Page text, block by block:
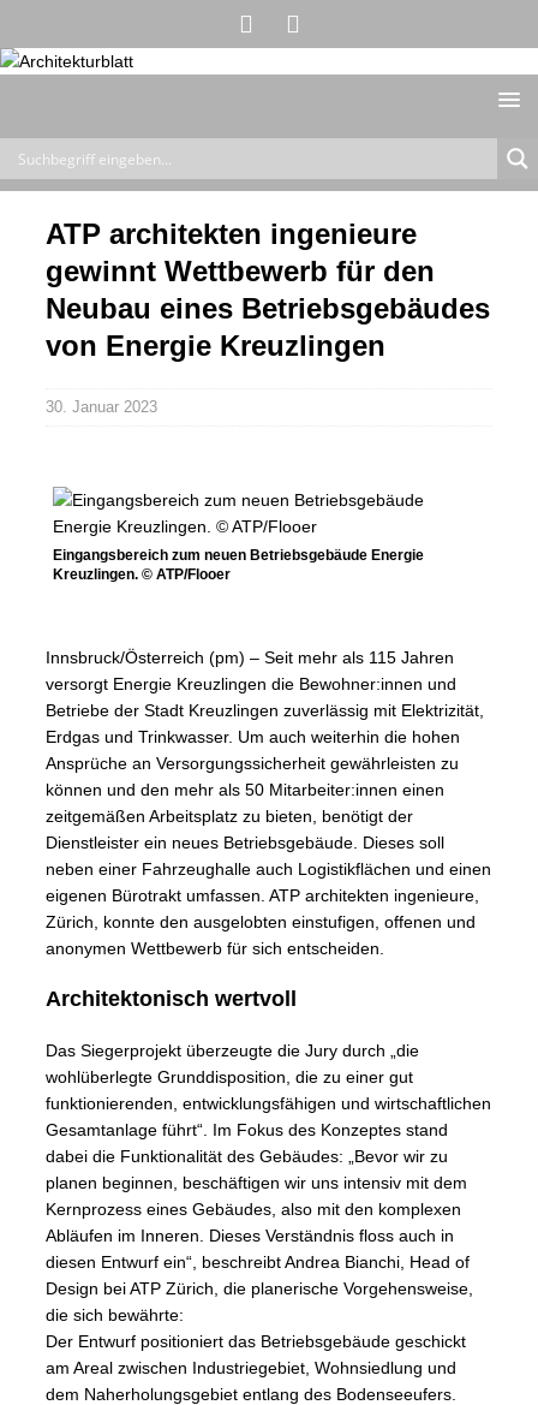
ATP architekten ingenieure
gewinnt Wettbewerb für den
Neubau eines Betriebsgebäudes
von Energie Kreuzlingen
30. Januar 2023
Eingangsbereich zum neuen Betriebsgebäude Energie
Kreuzlingen. © ATP/Flooer
Innsbruck/Österreich (pm) – Seit mehr als 115 Jahren
versorgt Energie Kreuzlingen die Bewohner:innen und
Betriebe der Stadt Kreuzlingen zuverlässig mit Elektrizität,
Erdgas und Trinkwasser. Um auch weiterhin die hohen
Ansprüche an Versorgungssicherheit gewährleisten zu
können und den mehr als 50 Mitarbeiter:innen einen
zeitgemäßen Arbeitsplatz zu bieten, benötigt der
Dienstleister ein neues Betriebsgebäude. Dieses soll
neben einer Fahrzeughalle auch Logistikflächen und einen
eigenen Bürotrakt umfassen. ATP architekten ingenieure,
Zürich, konnte den ausgelobten einstufigen, offenen und
anonymen Wettbewerb für sich entscheiden.
Architektonisch wertvoll
Das Siegerprojekt überzeugte die Jury durch „die
wohlüberlegte Grunddisposition, die zu einer gut
funktionierenden, entwicklungsfähigen und wirtschaftlichen
Gesamtanlage führt“. Im Fokus des Konzeptes stand
dabei die Funktionalität des Gebäudes: „Bevor wir zu
planen beginnen, beschäftigen wir uns intensiv mit dem
Kernprozess eines Gebäudes, also mit den komplexen
Abläufen im Inneren. Dieses Verständnis floss auch in
diesen Entwurf ein“, beschreibt Andrea Bianchi, Head of
Design bei ATP Zürich, die planerische Vorgehensweise,
die sich bewährte:
Der Entwurf positioniert das Betriebsgebäude geschickt
am Areal zwischen Industriegebiet, Wohnsiedlung und
dem Naherholungsgebiet entlang des Bodenseeufers.